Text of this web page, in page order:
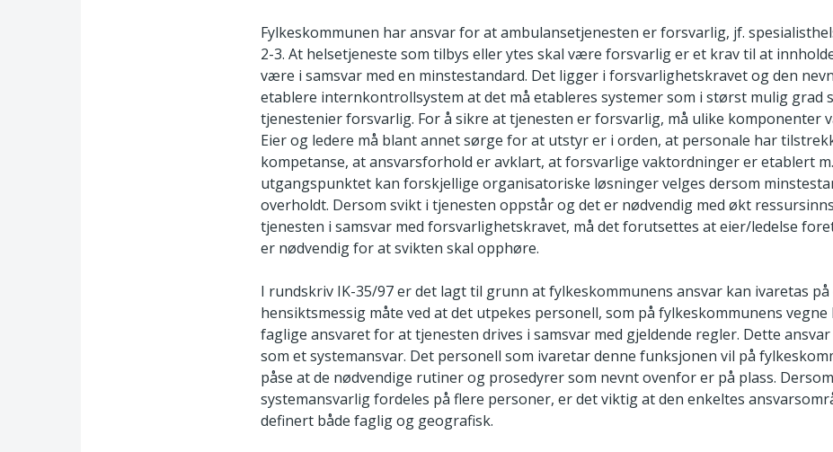
Fylkeskommunen har ansvar for at ambulansetjenesten er forsvarlig, jf.
2-3. At helsetjeneste som tilbys eller ytes skal være forsvarlig er et krav til at
være i samsvar med en minstestandard. Det ligger i forsvarlighetskravet og den
etablere internkontrollsystem at det må etableres systemer som i størst mulig grad
tjenestenier forsvarlig. For å sikre at tjenesten er forsvarlig, må ulike komponenter
Eier og ledere må blant annet sørge for at utstyr er i orden, at personale har
kompetanse, at ansvarsforhold er avklart, at forsvarlige vaktordninger er etablert
utgangspunktet kan forskjellige organisatoriske løsninger velges dersom
overholdt. Dersom svikt i tjenesten oppstår og det er nødvendig med økt
tjenesten i samsvar med forsvarlighetskravet, må det forutsettes at eier/ledelse
er nødvendig for at svikten skal opphøre.
I rundskriv IK-35/97 er det lagt til grunn at fylkeskommunens ansvar kan ivaretas på
hensiktsmessig måte ved at det utpekes personell, som på fylkeskommunens
faglige ansvaret for at tjenesten drives i samsvar med gjeldende regler. Dette
som et systemansvar. Det personell som ivaretar denne funksjonen vil på
påse at de nødvendige rutiner og prosedyrer som nevnt ovenfor er på plass.
systemansvarlig fordeles på flere personer, er det viktig at den enkeltes
definert både faglig og geografisk.